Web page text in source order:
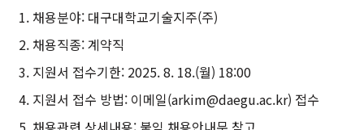
1. 채용분야: 대구대학교기술지주(주)
2. 채용직종: 계약직
3. 지원서 접수기한: 2025. 8. 18.(월) 18:00
4. 지원서 접수 방법: 이메일(arkim@daegu.ac.kr) 접수